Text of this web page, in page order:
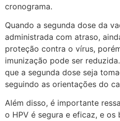
cronograma.
Quando a segunda dose da
administrada com atraso,
proteção contra o vírus,
imunização pode ser
que a segunda dose seja
seguindo as orientações do
Além disso, é importante
o HPV é segura e eficaz, e